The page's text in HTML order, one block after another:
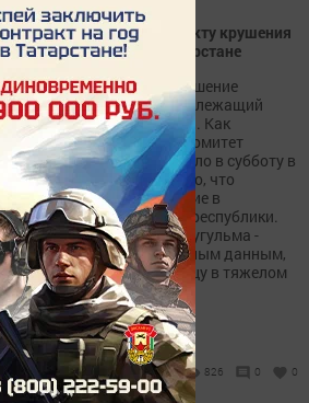
СКР начал проверку по факту крушения
вертолета Robinson в Татарстане
В Татарстане потерпел крушение
вертолет Robinson, принадлежащий
компании «АК БАРС АЭРО». Как
сообщает Следственный комитет
России, крушение произошло в субботу в
15:00. В сообщении сказано, что
вертолет потерпел крушение в
Новошешминском районе республики.
Robinson выполнял рейс Бугульма -
Казань. ПО предварительным данным,
пилот доставлен в больницу в тяжелом
состоянии. На...
826 0 0